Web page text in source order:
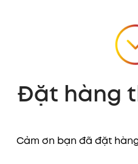
Đặt hàng
Cảm ơn bạn đã đặt